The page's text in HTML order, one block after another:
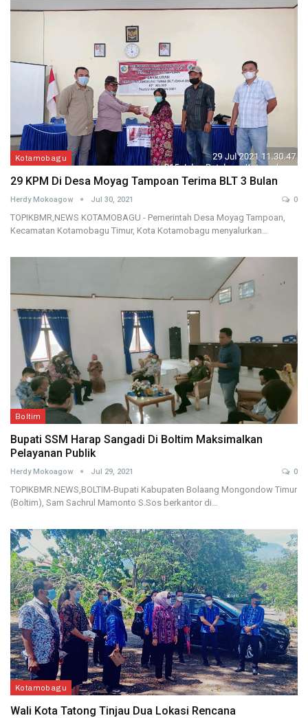
Kotamobagu
29 KPM Di Desa Moyag Tampoan Terima BLT 3 Bulan
Herdy Mokoagow Jul 30, 2021 0
TOPIKBMR,NEWS KOTAMOBAGU - Pemerintah Desa Moyag Tampoan,
Kecamatan Kotamobagu Timur, Kota Kotamobagu menyalurkan…
Boltim
Bupati SSM Harap Sangadi Di Boltim Maksimalkan
Pelayanan Publik
Herdy Mokoagow Jul 29, 2021 0
TOPIKBMR.NEWS,BOLTIM-Bupati Kabupaten Bolaang Mongondow Timur
(Boltim), Sam Sachrul Mamonto S.Sos berkantor di…
Kotamobagu
Wali Kota Tatong Tinjau Dua Lokasi Rencana